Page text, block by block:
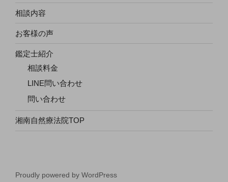
相談内容
お客様の声
鑑定士紹介
相談料金
LINE問い合わせ
問い合わせ
湘南自然療法院TOP
Proudly powered by WordPress